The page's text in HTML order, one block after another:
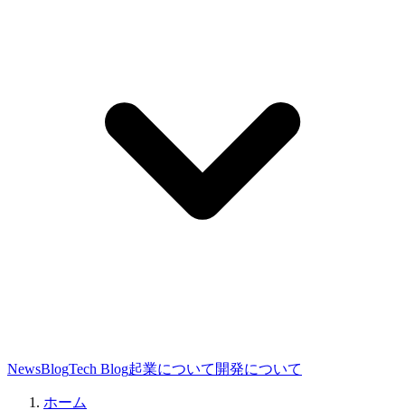
NewsBlogTech Blog起業について 開発について
ホーム